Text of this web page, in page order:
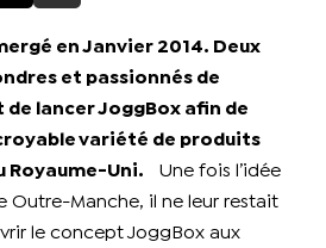
en Janvier 2014. Deux
et passionnés de
de lancer JoggBox afin de
variété de produits
Royaume-Uni.
Une fois l’idée
Outre-Manche, il ne leur restait
le concept JoggBox aux